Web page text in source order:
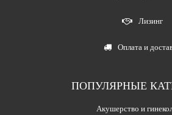
Лизинг
Оплата и
ПОПУЛЯРНЫЕ
Акушерство и